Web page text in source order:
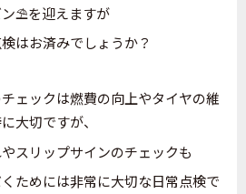
ン⛱を迎えますが
はお済みでしょうか？
ェックは燃費の向上やタイヤの維
大切ですが、
スリップサインのチェックも
ためには非常に大切な日常点検で